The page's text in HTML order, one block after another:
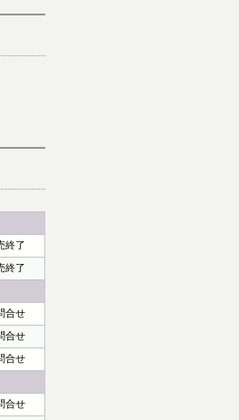
終了
終了
合せ
合せ
合せ
合せ